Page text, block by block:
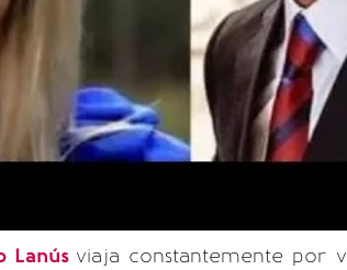
Lanús viaja constantemente por